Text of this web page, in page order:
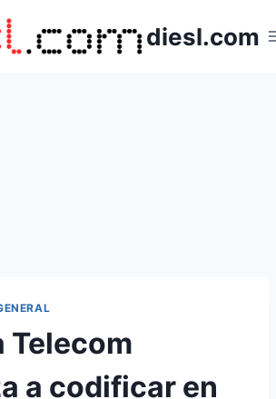
diesl.com
Telecom
a codificar en